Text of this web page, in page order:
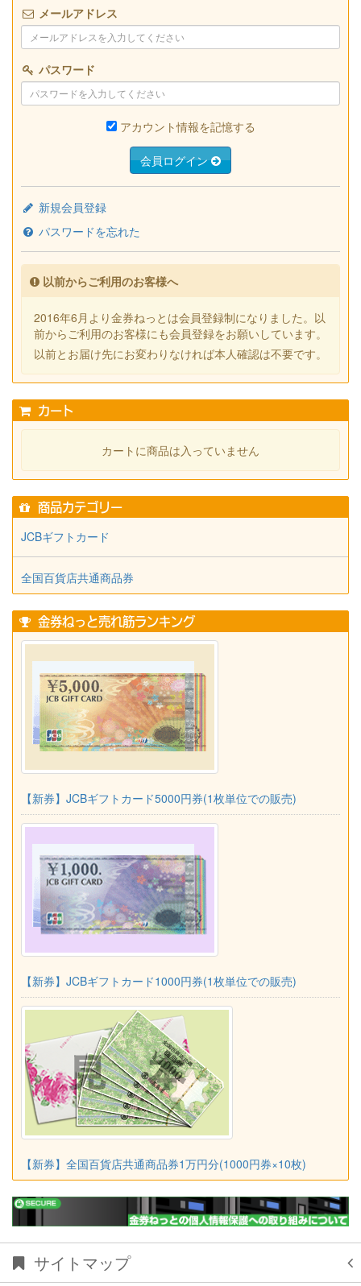
メールアドレス
パスワード
アカウント情報を記憶する
会員ログイン
新規会員登録
パスワードを忘れた
以前からご利用のお客様へ
2016年6月より金券ねっとは会員登録制になりました。以
前からご利用のお客様にも会員登録をお願いしています。
以前とお届け先にお変わりなければ本人確認は不要です。
カート
カートに商品は入っていません
商品カテゴリー
JCBギフトカード
全国百貨店共通商品券
金券ねっと売れ筋ランキング
【新券】JCBギフトカード5000円券(1枚単位での販売)
【新券】JCBギフトカード1000円券(1枚単位での販売)
【新券】全国百貨店共通商品券1万円分(1000円券×10枚)
サイトマップ